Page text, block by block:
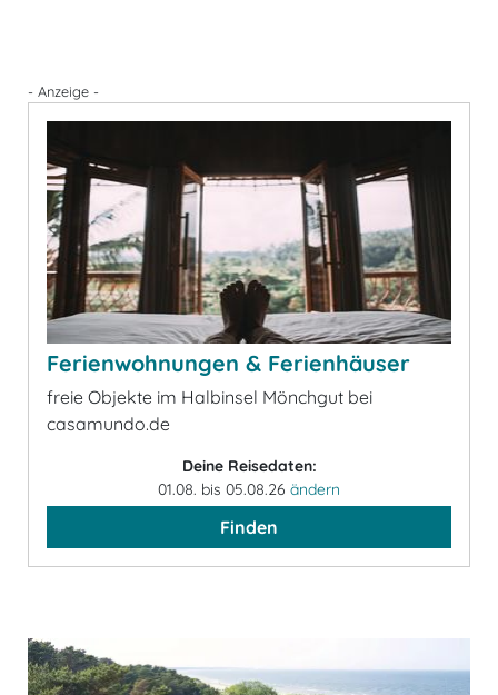
- Anzeige -
Ferienwohnungen & Ferienhäuser
freie Objekte im Halbinsel Mönchgut bei
casamundo.de
Deine Reisedaten:
01.08. bis 05.08.26 ändern
Finden